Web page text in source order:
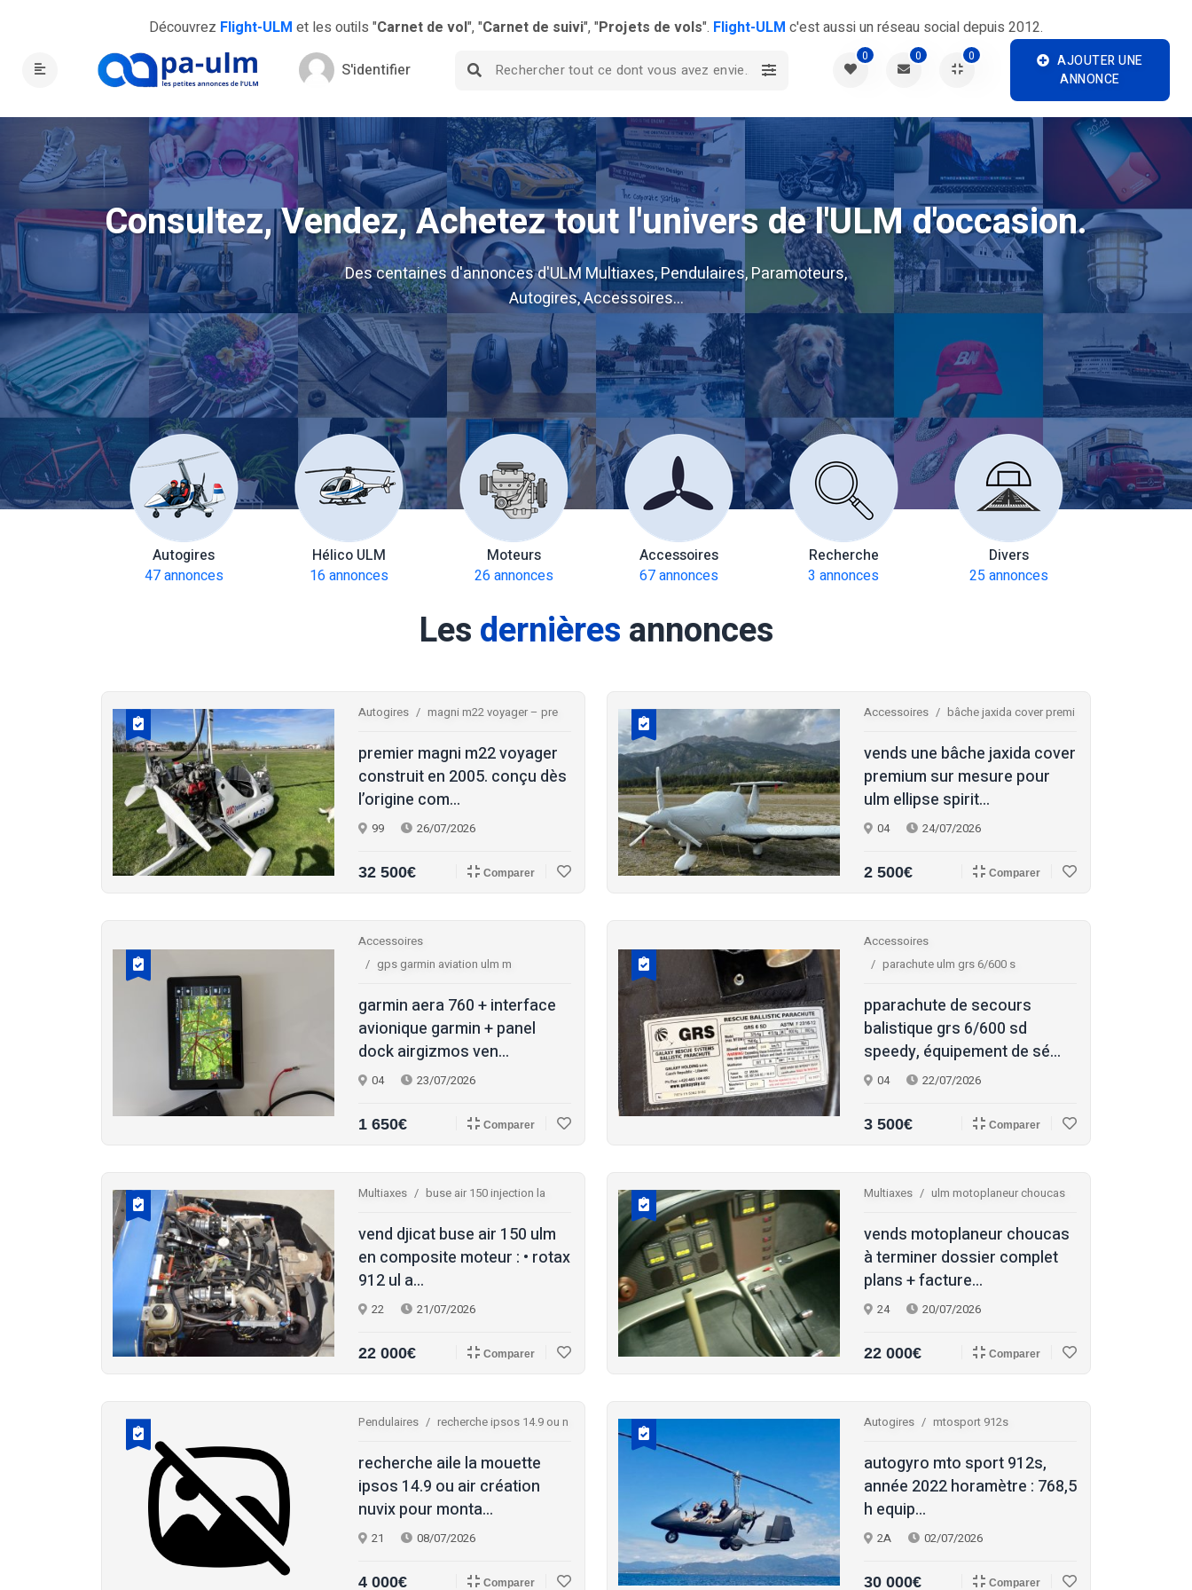
Découvrez Flight-ULM et les outils "Carnet de vol", "Carnet de suivi", "Projets de vols". Flight-ULM c'est aussi un réseau social depuis 2012.
S'identifier
0 0 0
AJOUTER UNE
ANNONCE
Consultez, Vendez, Achetez tout l'univers de l'ULM d'occasion.
Des centaines d'annonces d'ULM Multiaxes, Pendulaires, Paramoteurs,
Autogires, Accessoires...
Autogires
47 annonces
Hélico ULM
16 annonces
Moteurs
26 annonces
Accessoires
67 annonces
Recherche
3 annonces
Divers
25 annonces
Lesdernièresannonces
Autogires magni m22 voyager – pre
premier magni m22 voyager
construit en 2005. conçu dès
l’origine com...
99 26/07/2026
32 500€ Comparer
Accessoires bâche jaxida cover premi
vends une bâche jaxida cover
premium sur mesure pour
ulm ellipse spirit...
04 24/07/2026
2 500€ Comparer
Accessoires
gps garmin aviation ulm m
garmin aera 760 + interface
avionique garmin + panel
dock airgizmos ven...
04 23/07/2026
1 650€ Comparer
Accessoires
parachute ulm grs 6/600 s
pparachute de secours
balistique grs 6/600 sd
speedy, équipement de sé...
04 22/07/2026
3 500€ Comparer
Multiaxes buse air 150 injection la
vend djicat buse air 150 ulm
en composite moteur : • rotax
912 ul a...
22 21/07/2026
22 000€ Comparer
Multiaxes ulm motoplaneur choucas
vends motoplaneur choucas
à terminer dossier complet
plans + facture...
24 20/07/2026
22 000€ Comparer
Pendulaires recherche ipsos 14.9 ou n
recherche aile la mouette
ipsos 14.9 ou air création
nuvix pour monta...
21 08/07/2026
4 000€ Comparer
Autogires mtosport 912s
autogyro mto sport 912s,
année 2022 horamètre : 768,5
h equip...
2A 02/07/2026
30 000€ Comparer